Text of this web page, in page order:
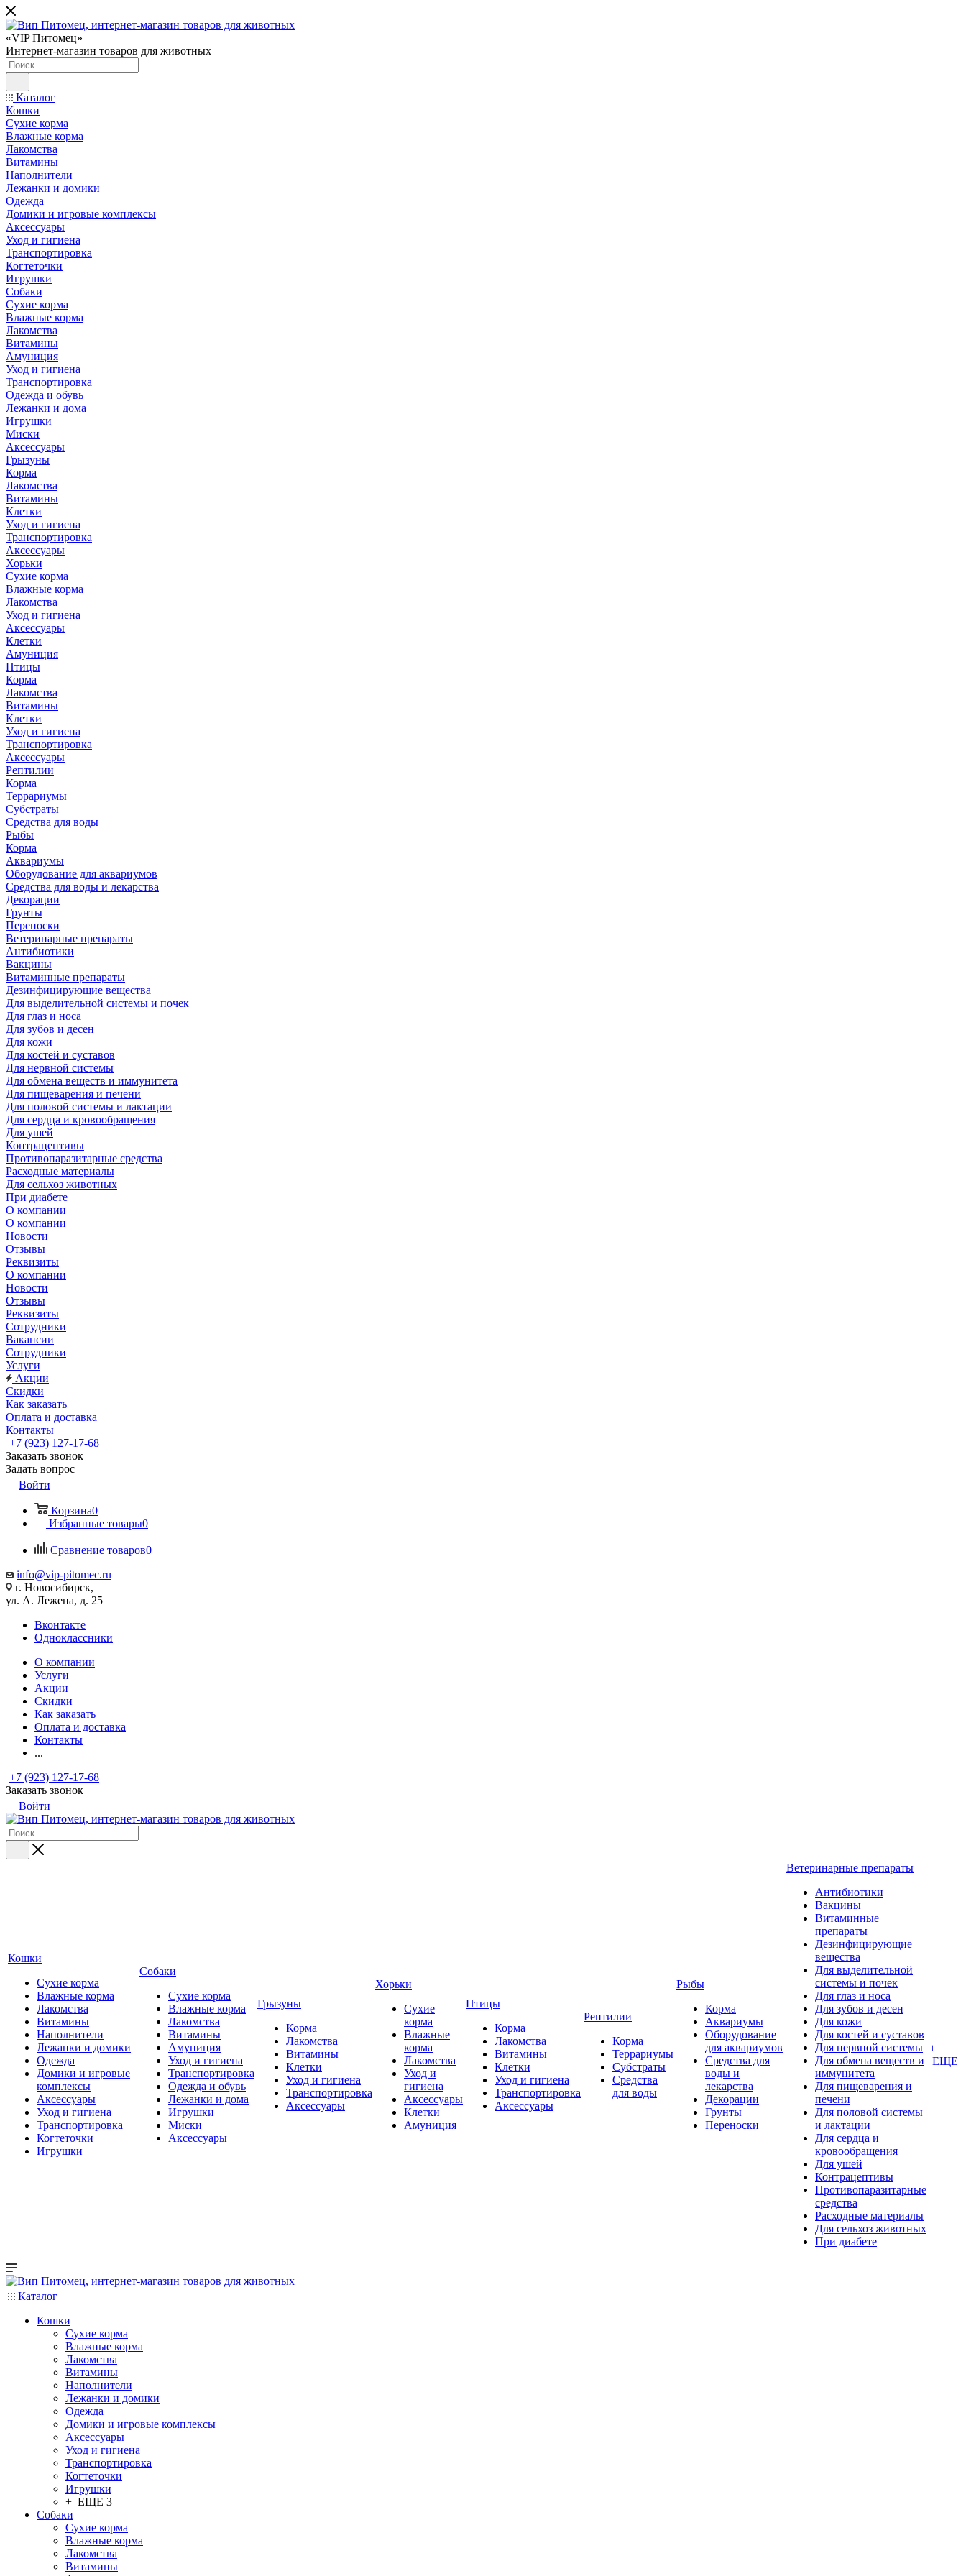
«VIP Питомец»
Интернет-магазин товаров для животных
Каталог
Кошки
Сухие корма
Влажные корма
Лакомства
Витамины
Наполнители
Лежанки и домики
Одежда
Домики и игровые комплексы
Аксессуары
Уход и гигиена
Транспортировка
Когтеточки
Игрушки
Собаки
Сухие корма
Влажные корма
Лакомства
Витамины
Амуниция
Уход и гигиена
Транспортировка
Одежда и обувь
Лежанки и дома
Игрушки
Миски
Аксессуары
Грызуны
Корма
Лакомства
Витамины
Клетки
Уход и гигиена
Транспортировка
Аксессуары
Хорьки
Сухие корма
Влажные корма
Лакомства
Уход и гигиена
Аксессуары
Клетки
Амуниция
Птицы
Корма
Лакомства
Витамины
Клетки
Уход и гигиена
Транспортировка
Аксессуары
Рептилии
Корма
Террариумы
Субстраты
Средства для воды
Рыбы
Корма
Аквариумы
Оборудование для аквариумов
Средства для воды и лекарства
Декорации
Грунты
Переноски
Ветеринарные препараты
Антибиотики
Вакцины
Витаминные препараты
Дезинфицирующие вещества
Для выделительной системы и почек
Для глаз и носа
Для зубов и десен
Для кожи
Для костей и суставов
Для нервной системы
Для обмена веществ и иммунитета
Для пищеварения и печени
Для половой системы и лактации
Для сердца и кровообращения
Для ушей
Контрацептивы
Противопаразитарные средства
Расходные материалы
Для сельхоз животных
При диабете
О компании
О компании
Новости
Отзывы
Реквизиты
О компании
Новости
Отзывы
Реквизиты
Сотрудники
Вакансии
Сотрудники
Услуги
Акции
Скидки
Как заказать
Оплата и доставка
Контакты
+7 (923) 127-17-68
Заказать звонок
Задать вопрос
Войти
Корзина0
Избранные товары0
Сравнение товаров0
info@vip-pitomec.ru
г. Новосибирск,
ул. А. Лежена, д. 25
Вконтакте
Одноклассники
О компании
Услуги
Акции
Скидки
Как заказать
Оплата и доставка
Контакты
...
+7 (923) 127-17-68
Заказать звонок
Войти
Кошки
Сухие корма
Влажные корма
Лакомства
Витамины
Наполнители
Лежанки и домики
Одежда
Домики и игровые
комплексы
Аксессуары
Уход и гигиена
Транспортировка
Когтеточки
Игрушки
Собаки
Сухие корма
Влажные корма
Лакомства
Витамины
Амуниция
Уход и гигиена
Транспортировка
Одежда и обувь
Лежанки и дома
Игрушки
Миски
Аксессуары
Грызуны
Корма
Лакомства
Витамины
Клетки
Уход и гигиена
Транспортировка
Аксессуары
Хорьки
Сухие
корма
Влажные
корма
Лакомства
Уход и
гигиена
Аксессуары
Клетки
Амуниция
Птицы
Корма
Лакомства
Витамины
Клетки
Уход и гигиена
Транспортировка
Аксессуары
Рептилии
Корма
Террариумы
Субстраты
Средства
для воды
Рыбы
Корма
Аквариумы
Оборудование
для аквариумов
Средства для
воды и
лекарства
Декорации
Грунты
Переноски
Ветеринарные препараты
Антибиотики
Вакцины
Витаминные
препараты
Дезинфицирующие
вещества
Для выделительной
системы и почек
Для глаз и носа
Для зубов и десен
Для кожи
Для костей и суставов
Для нервной системы
Для обмена веществ и
иммунитета
Для пищеварения и
печени
Для половой системы
и лактации
Для сердца и
кровообращения
Для ушей
Контрацептивы
Противопаразитарные
средства
Расходные материалы
Для сельхоз животных
При диабете
+
ЕЩЕ
Каталог
Кошки
Сухие корма
Влажные корма
Лакомства
Витамины
Наполнители
Лежанки и домики
Одежда
Домики и игровые комплексы
Аксессуары
Уход и гигиена
Транспортировка
Когтеточки
Игрушки
+ ЕЩЕ 3
Собаки
Сухие корма
Влажные корма
Лакомства
Витамины